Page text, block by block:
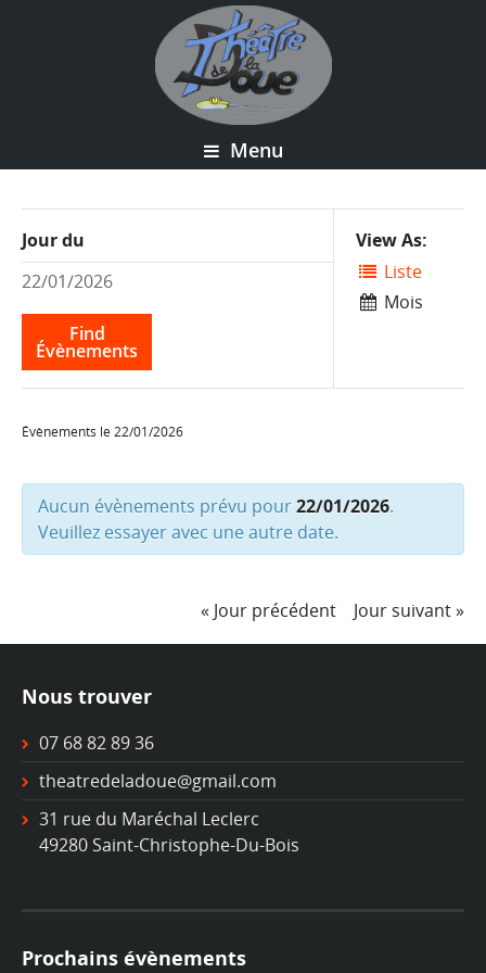
Menu
Event
Views
Navigation
View As
Liste
Mois
Jour du
Évènements le 22/01/2026
Aucun évènements prévu pour22/01/2026.
Veuillez essayer avec une autre date.
« Jour précédent Jour suivant»
Nous trouver
07 68 82 89 36
theatredeladoue@gmail.com
31 rue du Maréchal Leclerc
49280 Saint-Christophe-Du-Bois
Prochains évènements